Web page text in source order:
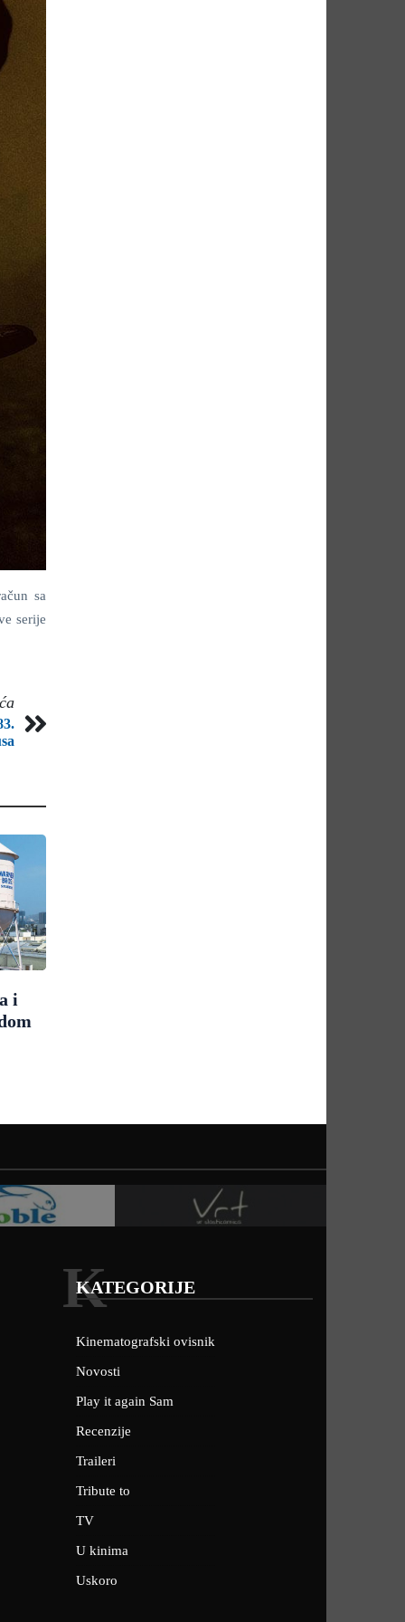
sa
serije
i
KATEGORIJE
K
Kinematografski ovisnik
Novosti
Play it again Sam
Recenzije
Traileri
Tribute to
TV
U kinima
Uskoro